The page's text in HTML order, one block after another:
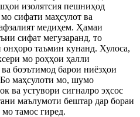
изолятсия пешниҳод
сифати маҳсулот ва
медиҳем. Ҳамаи
сифат мегузаранд, то
таъмин кунанд. Хулоса,
мо роҳҳои ҳалли
боэътимод барои ниёзҳои
маҳсулоти мо, шумо
ва устувори сигналро эҳсос
маълумоти бештар дар бораи
тамос гиред.